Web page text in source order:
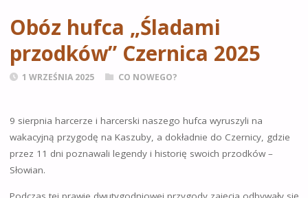
Obóz hufca „Śladami
przodków” Czernica 2025
1 WRZEŚNIA 2025 CO NOWEGO?
9 sierpnia harcerze i harcerski naszego hufca wyruszyli na
wakacyjną przygodę na Kaszuby, a dokładnie do Czernicy, gdzie
przez 11 dni poznawali legendy i historię swoich przodków –
Słowian.